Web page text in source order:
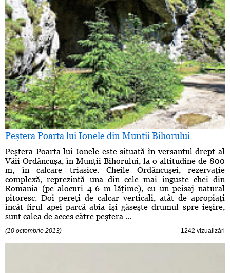
Peştera Poarta lui Ionele din Munţii Bihorului
Peştera Poarta lui Ionele este situată în versantul drept al
Văii Ordâncuşa, în Munţii Bihorului, la o altitudine de 800
m, în calcare triasice. Cheile Ordâncuşei, rezervaţie
complexă, reprezintă una din cele mai inguste chei din
Romania (pe alocuri 4-6 m lăţime), cu un peisaj natural
pitoresc. Doi pereţi de calcar verticali, atât de apropiaţi
încât firul apei parcă abia îşi găseşte drumul spre ieşire,
sunt calea de acces către peştera ...
(10 octombrie 2013) 1242 vizualizări